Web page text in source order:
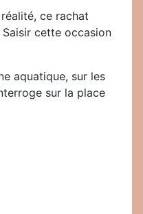
ce rachat
cette occasion
aquatique, sur les
sur la place